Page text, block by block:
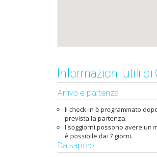
Informazioni utili di
Arrivo e partenza
Il check-in è programmato
prevista la partenza.
I soggiorni possono avere un
è possibile dai 7 giorni.
Da sapere